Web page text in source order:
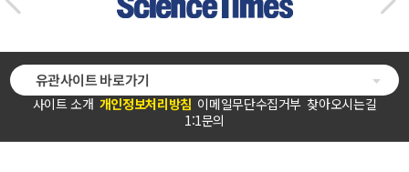
사이트 소개 개인정보처리방침 이메일무단수집거부 찾아오시는길
1:1문의
유관사이트 바로가기